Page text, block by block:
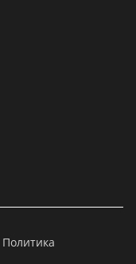
Политика